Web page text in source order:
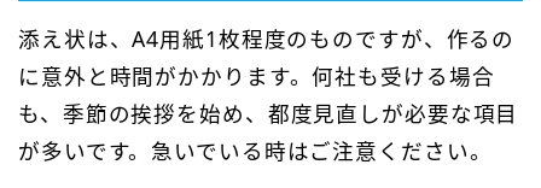
添え状は、A4用紙1枚程度のものですが、作るの
に意外と時間がかかります。何社も受ける場合
も、季節の挨拶を始め、都度見直しが必要な項目
が多いです。急いでいる時はご注意ください。